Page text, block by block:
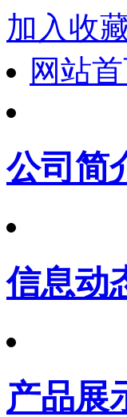
加入收
网站
公司简
信息动
产品展